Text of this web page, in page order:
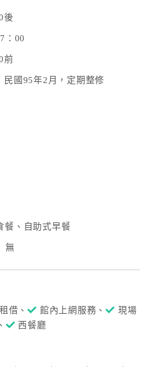
後
：00
前
民國95年2月，定期整修
餐、自助式早餐
無
借、 館內上網服務、
現場
西餐廳